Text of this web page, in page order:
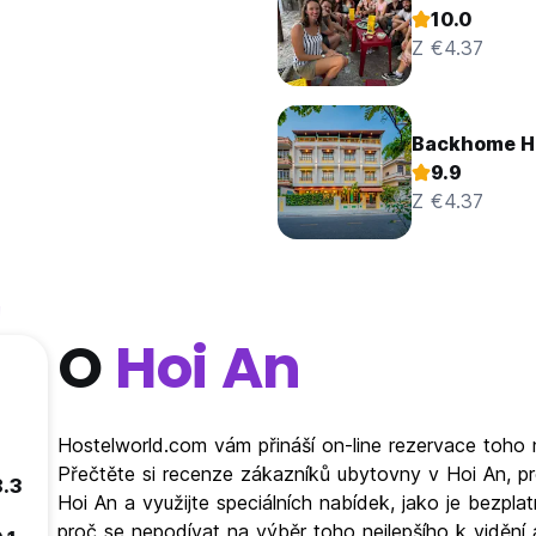
10.0
Z €4.37
Backhome
9.9
Z €4.37
O Hoi An
Hostelworld.com vám přináší on-line rezervace
Přečtěte si recenze zákazníků ubytovny v Hoi An,
Hoi An a využijte speciálních nabídek, jako je